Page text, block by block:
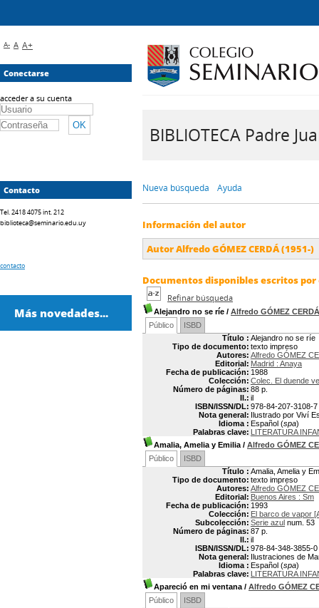
BIBLIOTECA Padre
Nueva búsqueda Ayuda
Información del autor
Autor Alfredo GÓMEZ CERDÁ (1951-)
Documentos disponibles escritos
Refinar búsqueda
Alejandro no se ríe / Alfredo GÓMEZ CERDÁ
Público
ISBD
Título : Alejandro no se ríe
Tipo de documento: texto impreso
Autores: Alfredo GÓMEZ
Editorial: Madrid : Anaya
Fecha de publicación: 1988
Colección: Colec. El duende
Número de páginas: 88 p.
Il.: il
ISBN/ISSN/DL: 978-84-207-3108-7
Nota general: Ilustrado por Viví
Idioma : Español (spa)
Palabras clave: LITERATURA
Amalia, Amelia y Emilia / Alfredo GÓMEZ
Público
ISBD
Título : Amalia, Amelia y
Tipo de documento: texto impreso
Autores: Alfredo GÓMEZ
Editorial: Buenos Aires : Sm
Fecha de publicación: 1993
Colección: El barco de vapor
Subcolección: Serie azul num. 53
Número de páginas: 87 p.
Il.: il
ISBN/ISSN/DL: 978-84-348-3855-0
Nota general: Ilustraciones de
Idioma : Español (spa)
Palabras clave: LITERATURA
Apareció en mi ventana / Alfredo GÓMEZ
Público
ISBD
A- A A+
Conectarse
acceder a su cuenta
Contacto
Tel. 2418 4075 int. 212
biblioteca@seminario.edu.uy
contacto
Más novedades...